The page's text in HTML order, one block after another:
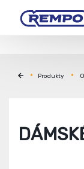
Produkty